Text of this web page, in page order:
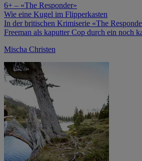
6+ – «The Responder»
Wie eine Kugel im Flipperkasten
In der britischen Krimiserie «The
Freeman als kaputter Cop durch ein noch
Mischa Christen